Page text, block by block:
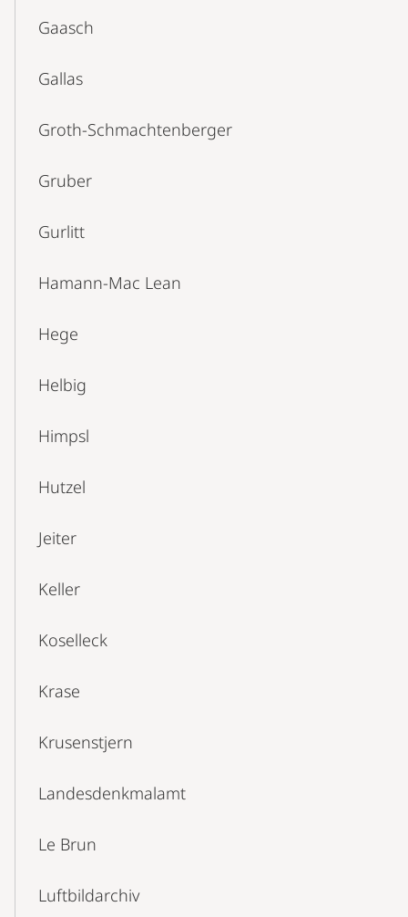
Gaasch
Gallas
Groth-Schmachtenberger
Gruber
Gurlitt
Hamann-Mac Lean
Hege
Helbig
Himpsl
Hutzel
Jeiter
Keller
Koselleck
Krase
Krusenstjern
Landesdenkmalamt
Le Brun
Luftbildarchiv